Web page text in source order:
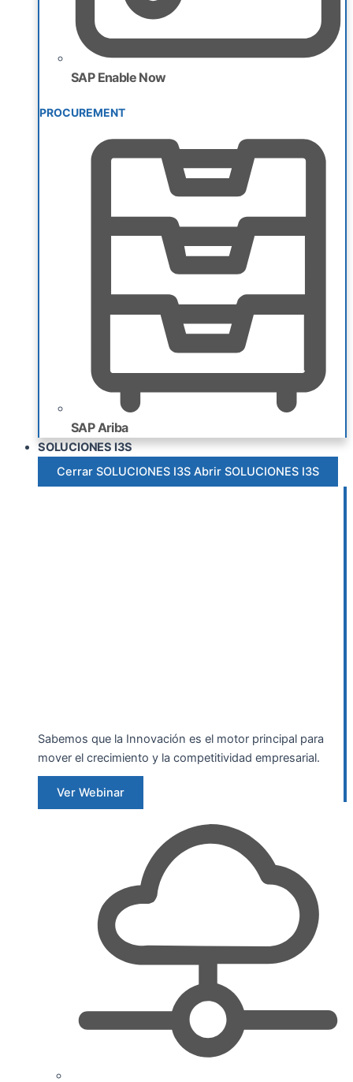
SAP Enable Now
PROCUREMENT
SAP Ariba
SOLUCIONES I3S
Cerrar SOLUCIONES I3S Abrir SOLUCIONES I3S
Sabemos que la Innovación es el motor principal para
mover el crecimiento y la competitividad empresarial.
Ver Webinar